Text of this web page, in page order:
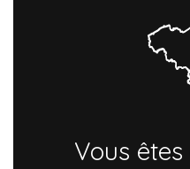
Vous êtes